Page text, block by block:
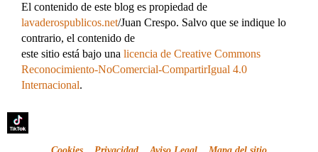
El contenido de este blog es propiedad de
lavaderospublicos.net/Juan Crespo. Salvo que se indique lo
contrario, el contenido de
este sitio está bajo una licencia de Creative Commons
Reconocimiento-NoComercial-CompartirIgual 4.0
Internacional.